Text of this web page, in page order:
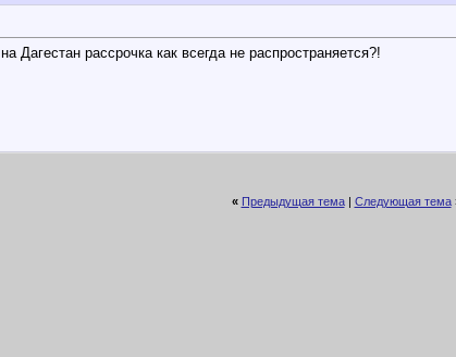
Дагестан рассрочка как всегда не распространяется?!
« Предыдущая тема| Следующая тема